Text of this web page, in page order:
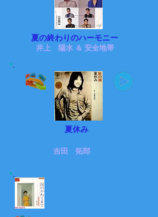
夏の終わりのハーモニー
井上 陽水 ＆ 安全地帯
夏休み
吉田 拓郎